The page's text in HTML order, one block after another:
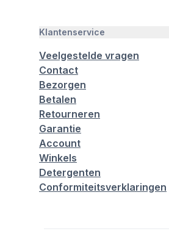
Klantenservice
Veelgestelde vragen
Contact
Bezorgen
Betalen
Retourneren
Garantie
Account
Winkels
Detergenten
Conformiteitsverklaringen